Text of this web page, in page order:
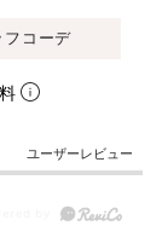
フコーデ
ユーザーレビュー